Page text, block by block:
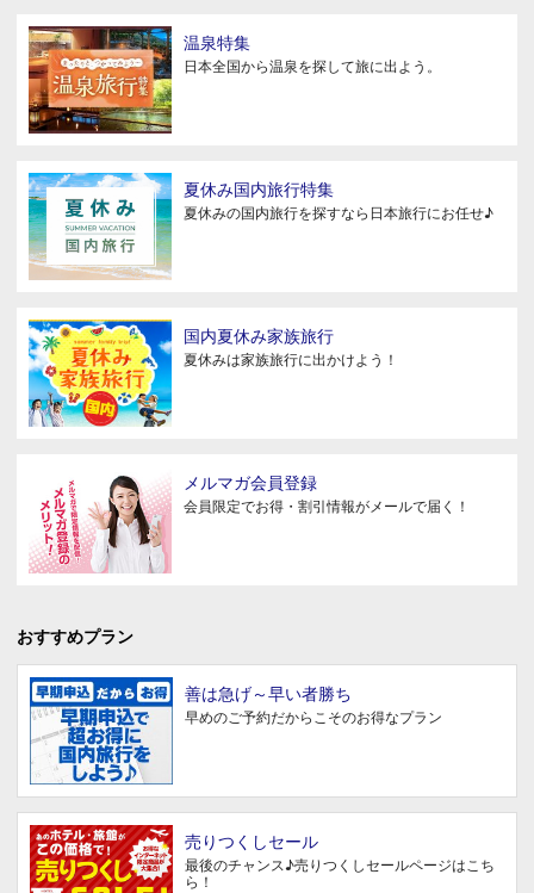
温泉特集
日本全国から温泉を探して旅に出よう。
夏休み国内旅行特集
夏休みの国内旅行を探すなら日本旅行にお任せ♪
国内夏休み家族旅行
夏休みは家族旅行に出かけよう！
メルマガ会員登録
会員限定でお得・割引情報がメールで届く！
おすすめプラン
善は急げ～早い者勝ち
早めのご予約だからこそのお得なプラン
売りつくしセール
最後のチャンス♪売りつくしセールページはこち
ら！